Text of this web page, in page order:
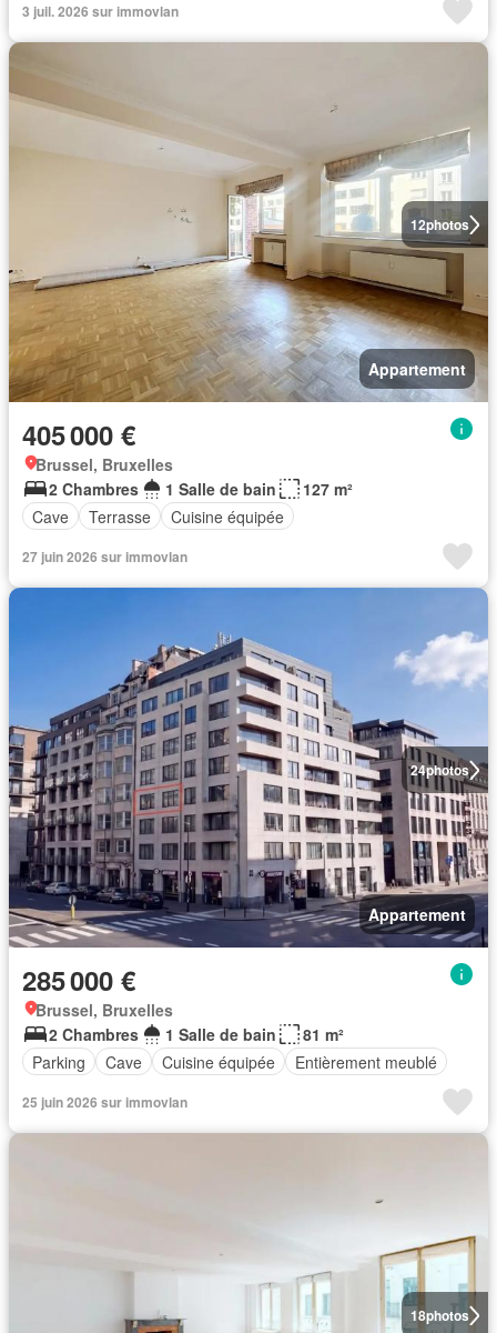
3 juil. 2026 sur immovlan
12photos
Appartement
405 000 €
Brussel, Bruxelles
2 Chambres
1 Salle de bain
127 m²
Cave
Terrasse Cuisine équipée
27 juin 2026 sur immovlan
24photos
Appartement
285 000 €
Brussel, Bruxelles
2 Chambres
1 Salle de bain
81 m²
Parking
Cave Cuisine équipée Entièrement meublé
25 juin 2026 sur immovlan
18photos